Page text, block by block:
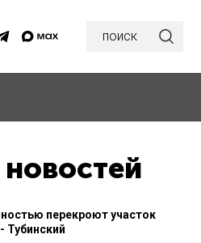
поиск
перекроют участок
Тубинский